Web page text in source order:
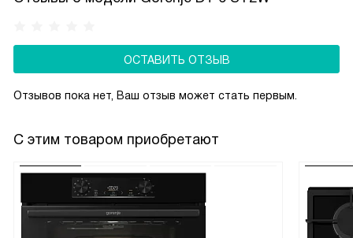
руками, не боится случайных нажатий. Нет дисплея —
ОСТАВИТЬ ОТЗЫВ
Отзывов пока нет, Ваш отзыв может стать первым.
С этим товаром приобретают